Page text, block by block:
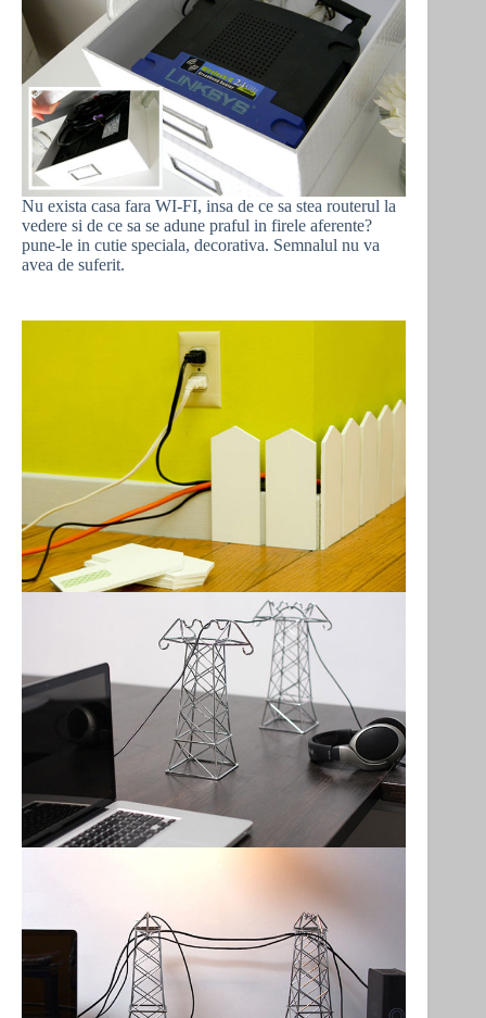
Nu exista casa fara WI-FI, insa de ce sa stea routerul la
vedere si de ce sa se adune praful in firele aferente?
pune-le in cutie speciala, decorativa. Semnalul nu va
avea de suferit.